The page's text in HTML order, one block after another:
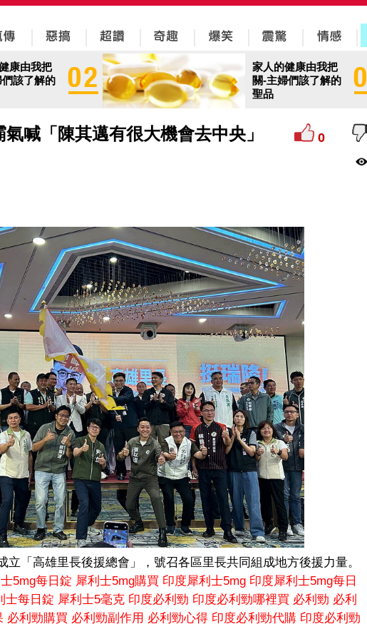
康由我把
們該了解的
家人的健康由我把
關-主婦們該了解的
聖品
喊「陳其邁有很大機會去中央」 0
立「高雄里長後援總會」，號召各區里長共同組成地方後援力量。
5mg每日錠 犀利士5mg購買 印度犀利士5mg 印度犀利士5mg每日
士每日錠 犀利士5毫克 印度必利勁 印度必利勁哪裡買 必利勁 必利
必利勁購買 必利勁副作用 必利勁心得 印度必利勁代購 印度必利勁